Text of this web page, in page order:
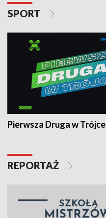
SPORT
Pierwsza Druga w Trójce
REPORTAŻ